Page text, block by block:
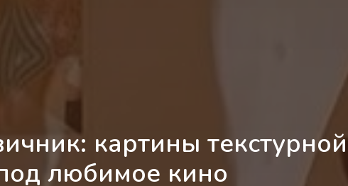
картины текстурной
любимое кино